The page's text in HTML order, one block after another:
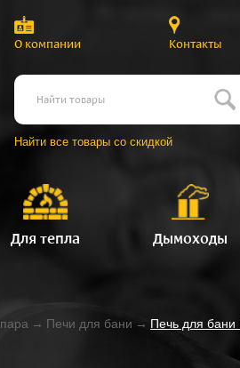
О компании Контакты
Найти все товары со скидкой
Для тепла Дымоходы
→ Печи для бани → Печь для бани